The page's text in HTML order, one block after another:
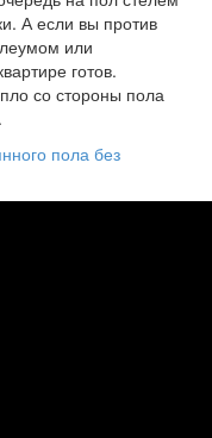
А если вы против
или
готов.
со стороны пола
пола без